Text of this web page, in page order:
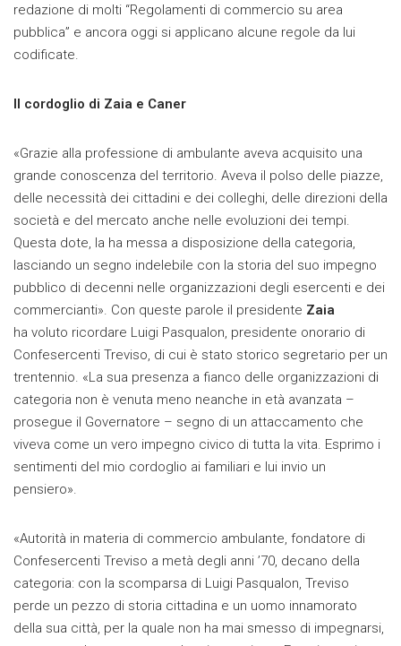
redazione di molti “Regolamenti di commercio su area
pubblica” e ancora oggi si applicano alcune regole da lui
codificate.
Il cordoglio di Zaia e Caner
«Grazie alla professione di ambulante aveva acquisito una
grande conoscenza del territorio. Aveva il polso delle piazze,
delle necessità dei cittadini e dei colleghi, delle direzioni della
società e del mercato anche nelle evoluzioni dei tempi.
Questa dote, la ha messa a disposizione della categoria,
lasciando un segno indelebile con la storia del suo impegno
pubblico di decenni nelle organizzazioni degli esercenti e dei
commercianti». Con queste parole il presidente Zaia
ha voluto ricordare Luigi Pasqualon, presidente onorario di
Confesercenti Treviso, di cui è stato storico segretario per un
trentennio. «La sua presenza a fianco delle organizzazioni di
categoria non è venuta meno neanche in età avanzata –
prosegue il Governatore – segno di un attaccamento che
viveva come un vero impegno civico di tutta la vita. Esprimo i
sentimenti del mio cordoglio ai familiari e lui invio un
pensiero».
«Autorità in materia di commercio ambulante, fondatore di
Confesercenti Treviso a metà degli anni ’70, decano della
categoria: con la scomparsa di Luigi Pasqualon, Treviso
perde un pezzo di storia cittadina e un uomo innamorato
della sua città, per la quale non ha mai smesso di impegnarsi,